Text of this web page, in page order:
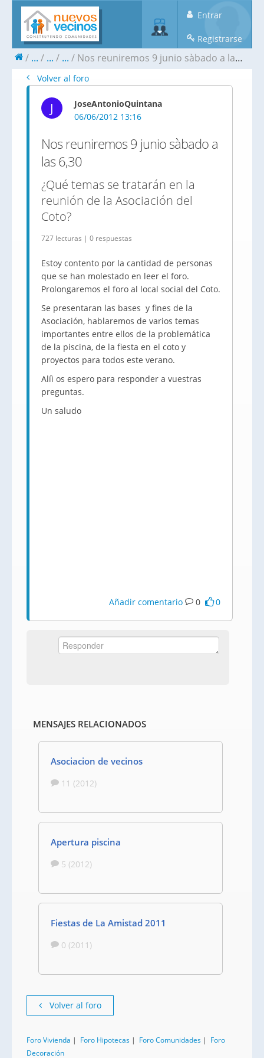
Entrar
Registrarse
... ... ... Nos reuniremos 9 junio sàbado a las 6,30
Volver al foro
J
JoseAntonioQuintana
06/06/2012 13:16
Nos reuniremos 9 junio sàbado a
las 6,30
¿Qué temas se tratarán en la
reunión de la Asociación del
Coto?
727 lecturas | 0 respuestas
Estoy contento por la cantidad de personas
que se han molestado en leer el foro.
Prolongaremos el foro al local social del Coto.
Se presentaran las bases y fines de la
Asociación, hablaremos de varios temas
importantes entre ellos de la problemática
de la piscina, de la fiesta en el coto y
proyectos para todos este verano.
Alíì os espero para responder a vuestras
preguntas.
Un saludo
Añadir comentario 0 0
MENSAJES RELACIONADOS
Asociacion de vecinos
11 (2012)
Apertura piscina
5 (2012)
Fiestas de La Amistad 2011
0 (2011)
Volver al foro
Foro Vivienda | Foro Hipotecas | Foro Comunidades | Foro
Decoración